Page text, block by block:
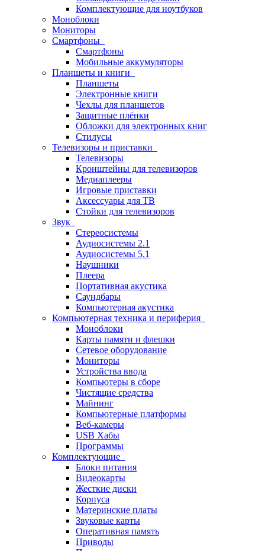
Комплектующие для ноутбуков
Моноблоки
Мониторы
Смартфоны
Смартфоны
Мобильные аккумуляторы
Планшеты и книги
Планшеты
Электронные книги
Чехлы для планшетов
Защитные плёнки
Обложки для электронных книг
Стилусы
Телевизоры и приставки
Телевизоры
Кронштейны для телевизоров
Медиаплееры
Игровые приставки
Аксессуары для ТВ
Стойки для телевизоров
Звук
Стереосистемы
Аудиосистемы 2.1
Аудиосистемы 5.1
Наушники
Плеера
Портативная акустика
Саундбары
Компьютерная акустика
Компьютерная техника и периферия
Моноблоки
Карты памяти и флешки
Сетевое оборудование
Мониторы
Устройства ввода
Компьютеры в сборе
Чистящие средства
Майнинг
Компьютерные платформы
Веб-камеры
USB Хабы
Программы
Комплектующие
Блоки питания
Видеокарты
Жесткие диски
Корпуса
Материнские платы
Звуковые карты
Оперативная память
Приводы